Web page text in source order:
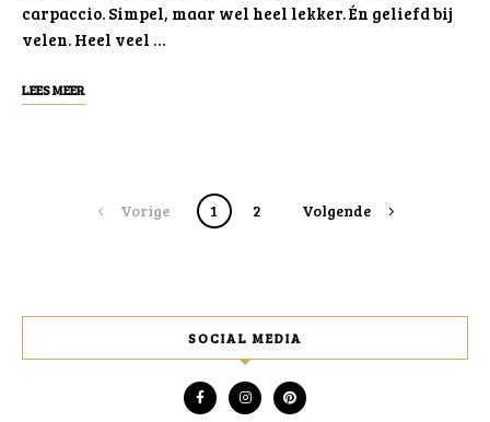
carpaccio. Simpel, maar wel heel lekker. Én geliefd bij
velen. Heel veel …
LEES MEER
Vorige 1 2 Volgende
SOCIAL MEDIA